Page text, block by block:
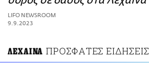
ΑΜΠΑ
PRINT
LIFO NEWSROOM
9.9.2023
ΛΕΧΑΙΝΑ ΠΡΟΣΦΑΤΕΣ ΕΙΔΗΣΕΙΣ